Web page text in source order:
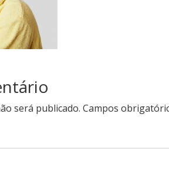
será publicado. Campos